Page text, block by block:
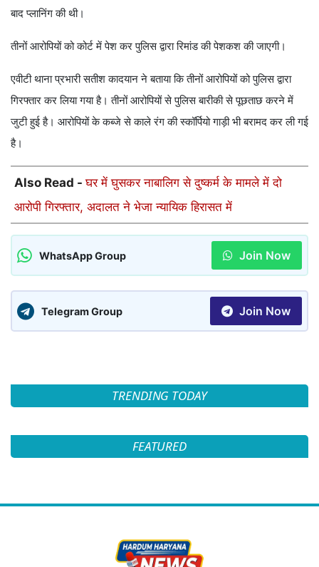
बाद प्लानिंग की थी।
तीनों आरोपियों को कोर्ट में पेश कर पुलिस द्वारा रिमांड की पेशकश की जाएगी।
एवीटी थाना प्रभारी सतीश कादयान ने बताया कि तीनों आरोपियों को पुलिस द्वारा
गिरफ्तार कर लिया गया है। तीनों आरोपियों से पुलिस बारीकी से पूछताछ करने में
जुटी हुई है। आरोपियों के कब्जे से काले रंग की स्कॉर्पियो गाड़ी भी बरामद कर ली गई
है।
Also Read -घर में घुसकर नाबालिग से दुष्कर्म के मामले में दो
आरोपी गिरफ्तार, अदालत ने भेजा न्यायिक हिरासत में
WhatsApp Group Join Now
Telegram Group Join Now
TRENDING TODAY
FEATURED